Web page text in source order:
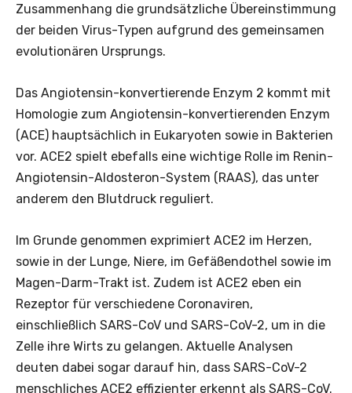
Zusammenhang die grundsätzliche Übereinstimmung
der beiden Virus-Typen aufgrund des gemeinsamen
evolutionären Ursprungs.
Das Angiotensin-konvertierende Enzym 2 kommt mit
Homologie zum Angiotensin-konvertierenden Enzym
(ACE) hauptsächlich in Eukaryoten sowie in Bakterien
vor. ACE2 spielt ebefalls eine wichtige Rolle im Renin-
Angiotensin-Aldosteron-System (RAAS), das unter
anderem den Blutdruck reguliert.
Im Grunde genommen exprimiert ACE2 im Herzen,
sowie in der Lunge, Niere, im Gefäßendothel sowie im
Magen-Darm-Trakt ist. Zudem ist ACE2 eben ein
Rezeptor für verschiedene Coronaviren,
einschließlich SARS-CoV und SARS-CoV-2, um in die
Zelle ihre Wirts zu gelangen. Aktuelle Analysen
deuten dabei sogar darauf hin, dass SARS-CoV-2
menschliches ACE2 effizienter erkennt als SARS-CoV.